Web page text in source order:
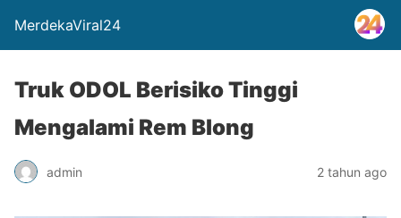
MerdekaViral24
Truk ODOL Berisiko Tinggi
Mengalami Rem Blong
admin 2 tahun ago